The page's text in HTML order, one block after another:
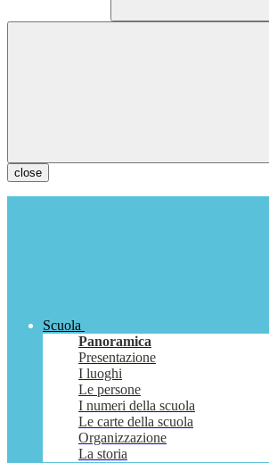
close
Scuola
Panoramica
Presentazione
I luoghi
Le persone
I numeri della scuola
Le carte della scuola
Organizzazione
La storia